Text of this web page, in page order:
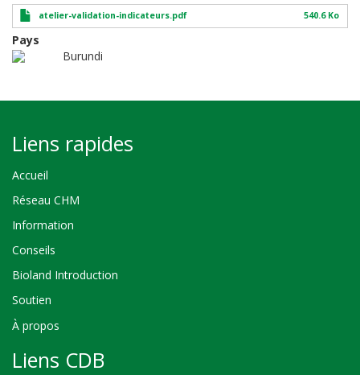
atelier-validation-indicateurs.pdf 540.6 Ko
Pays
Burundi
Liens rapides
Accueil
Réseau CHM
Information
Conseils
Bioland Introduction
Soutien
À propos
Liens CDB